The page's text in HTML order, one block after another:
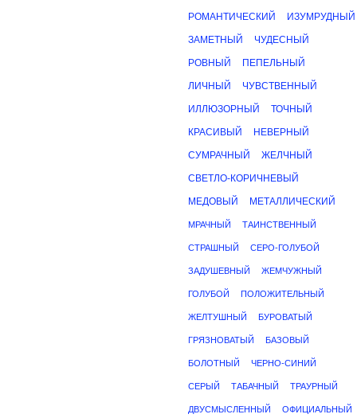
РОМАНТИЧЕСКИЙ ИЗУМРУДНЫЙ
ЗАМЕТНЫЙ ЧУДЕСНЫЙ
РОВНЫЙ ПЕПЕЛЬНЫЙ
ЛИЧНЫЙ ЧУВСТВЕННЫЙ
ИЛЛЮЗОРНЫЙ ТОЧНЫЙ
КРАСИВЫЙ НЕВЕРНЫЙ
СУМРАЧНЫЙ ЖЕЛЧНЫЙ
СВЕТЛО-КОРИЧНЕВЫЙ
МЕДОВЫЙ МЕТАЛЛИЧЕСКИЙ
МРАЧНЫЙ ТАИНСТВЕННЫЙ
СТРАШНЫЙ СЕРО-ГОЛУБОЙ
ЗАДУШЕВНЫЙ ЖЕМЧУЖНЫЙ
ГОЛУБОЙ ПОЛОЖИТЕЛЬНЫЙ
ЖЕЛТУШНЫЙ БУРОВАТЫЙ
ГРЯЗНОВАТЫЙ БАЗОВЫЙ
БОЛОТНЫЙ ЧЕРНО-СИНИЙ
СЕРЫЙ ТАБАЧНЫЙ ТРАУРНЫЙ
ДВУСМЫСЛЕННЫЙ ОФИЦИАЛЬНЫЙ